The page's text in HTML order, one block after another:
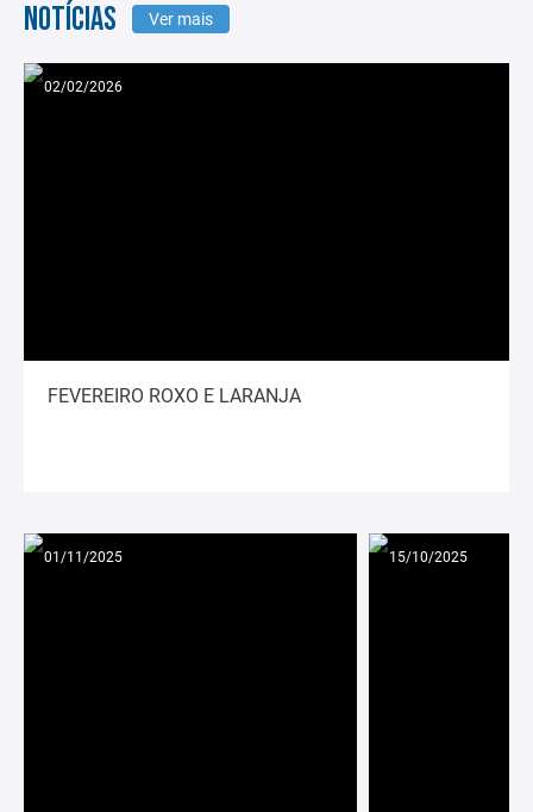
NOTÍCIAS Ver mais
02/02/2026
FEVEREIRO ROXO E LARANJA
01/11/2025 15/10/2025